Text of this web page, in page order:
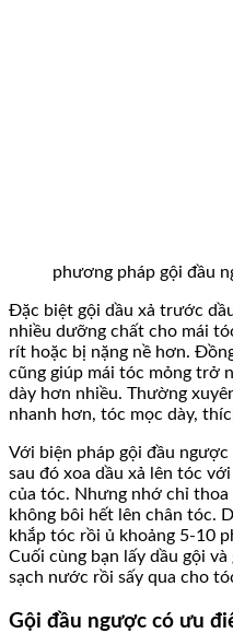
phương pháp gội đầu
Đặc biệt gội dầu xả trước
nhiều dưỡng chất cho mái
rít hoặc bị nặng nề hơn.
cũng giúp mái tóc mỏng trở
dày hơn nhiều. Thường
nhanh hơn, tóc mọc dày,
Với biện pháp gội đầu
sau đó xoa dầu xả lên tóc
của tóc. Nhưng nhớ chỉ
không bôi hết lên chân tóc.
khắp tóc rồi ủ khoảng 5-10
Cuối cùng bạn lấy dầu gội
sạch nước rồi sấy qua cho
Gội đầu ngược có ưu